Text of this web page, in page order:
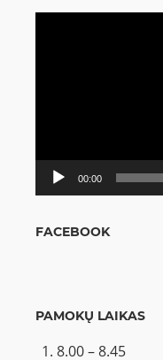
00:00
FACEBOOK
PAMOKŲ LAIKAS
8.00 – 8.45